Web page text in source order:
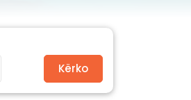
Kërko